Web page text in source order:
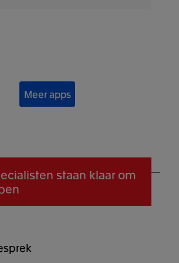
Meer apps
staan klaar om